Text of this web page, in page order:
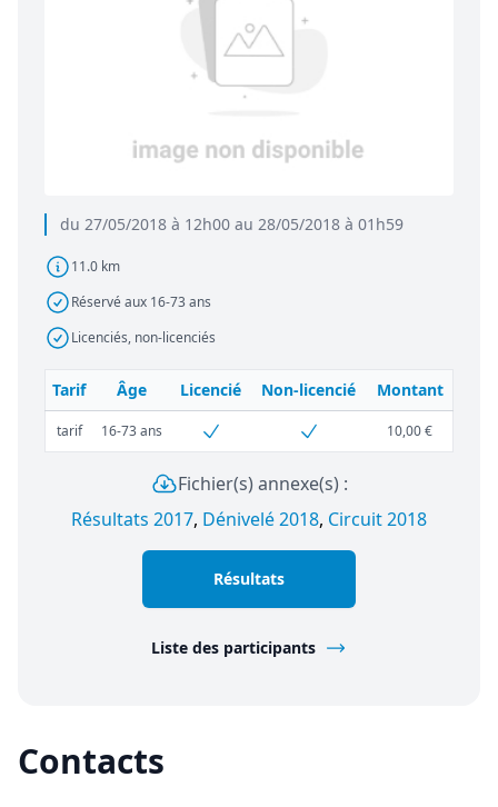
du 27/05/2018 à 12h00 au 28/05/2018 à 01h59
11.0 km
Réservé aux 16-73 ans
Licenciés, non-licenciés
Tarif Âge Licencié Non-licencié Montant
tarif 16-73 ans 10,00 €
Fichier(s) annexe(s) :
Résultats 2017, Dénivelé 2018, Circuit 2018
Résultats
Liste des participants
Contacts